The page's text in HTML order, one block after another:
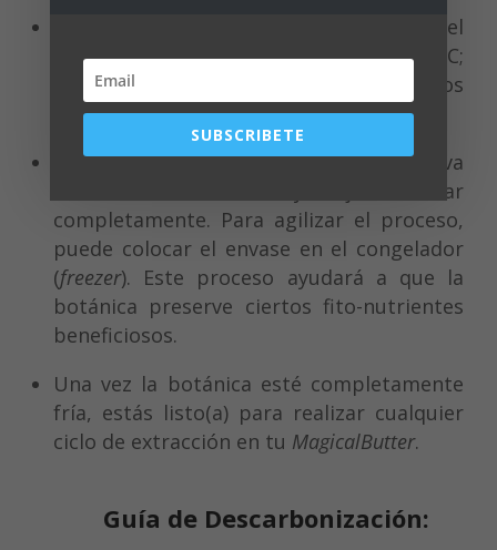
Coloque el recipiente en el centro del
horno. Hornee de 30-45 minutos para T-C;
60-90 minutos para C-D o 90-120 minutos
para C-N.
Una vez pase el tiempo deseado, remueva
el envase del horno y déjelo enfriar
completamente. Para agilizar el proceso,
puede colocar el envase en el congelador
(freezer). Este proceso ayudará a que la
botánica preserve ciertos fito-nutrientes
beneficiosos.
Una vez la botánica esté completamente
fría, estás listo(a) para realizar cualquier
ciclo de extracción en tu MagicalButter.
Guía de Descarbonización:
SUBSCRIBETE